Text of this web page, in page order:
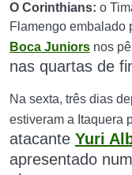
O Corinthians: o
Flamengo embalado
Boca Juniors nos
nas quartas de
Na sexta, três dias
estiveram a Itaquera
atacante Yuri
apresentado n